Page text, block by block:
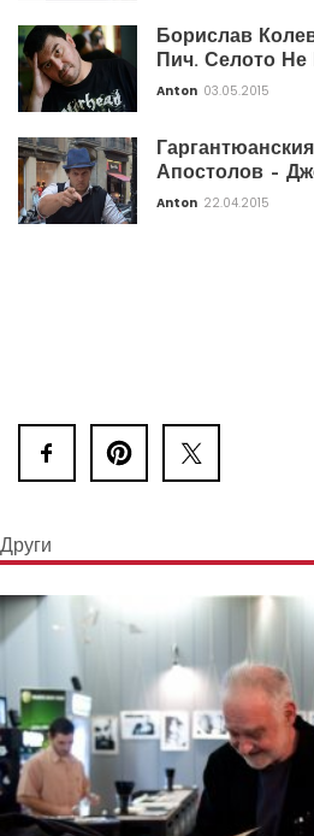
Борислав
Пич. Селото
Anton 03.05.2015
Апостолов –
Anton 22.04.2015
Други